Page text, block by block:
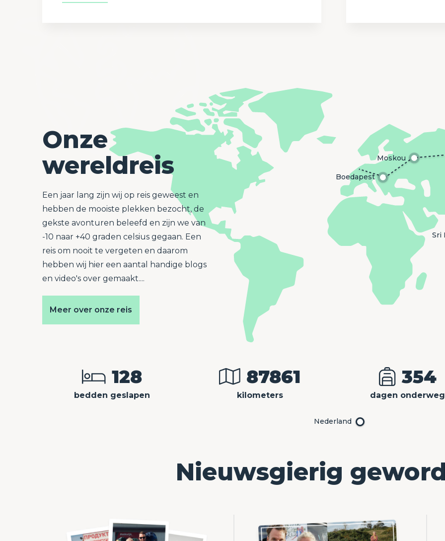
Onze
wereldreis
Een jaar lang zijn wij op reis geweest en
hebben de mooiste plekken bezocht, de
gekste avonturen beleefd en zijn we van
-10 naar +40 graden celsius gegaan. Een
reis om nooit te vergeten en daarom
hebben wij hier een aantal handige blogs
en video's over gemaakt....
Meer over onze reis
Boedapest
Moskou
Sri
Nederland
128
bedden geslapen
87861
kilometers
354
dagen onderweg
Nieuwsgierig